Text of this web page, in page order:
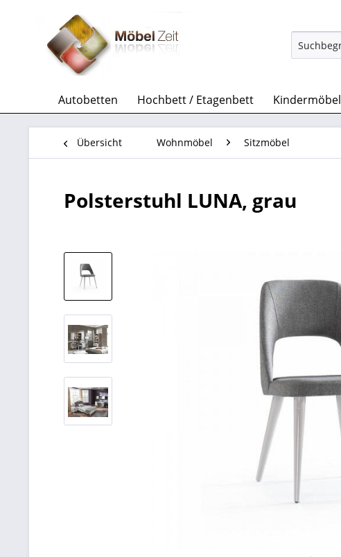
Autobetten Hochbett / Etagenbett Kindermöbel
Übersicht Wohnmöbel Sitzmöbel
Polsterstuhl LUNA, grau